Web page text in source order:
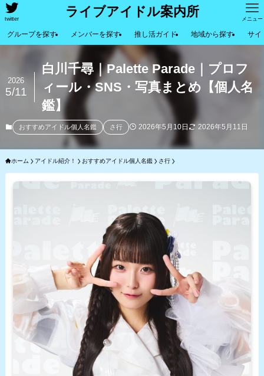
ライブアイドル案内所
twitter メニュー
グループを探す メンバーを探す 推し活ガイド 地域から探す サイ
白川千尋｜Palette Parade｜プロフ
ィール・SNS・写真まとめ【個人名
鑑】
2026
5/11
おすすめアイドル個人名鑑 さ行 2026年5月10日 2026年5月11日
ホーム アイドル紹介！ おすすめアイドル個人名鑑 さ行